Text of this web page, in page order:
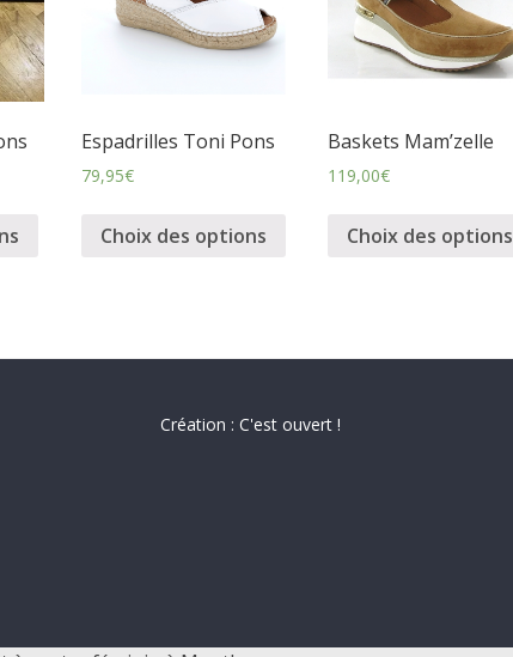
Espadrilles Toni Pons
79,95€
Choix des options
Baskets Mam’zelle
119,00€
Choix des options
Création : C'est ouvert !